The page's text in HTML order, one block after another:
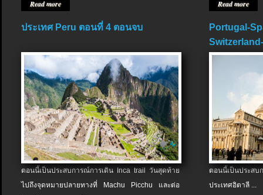
Read more Read more
ประเทศ Peru ตอนที่ 4 ตอนจบ
ตอนนี้เป็นประสบการณ์การเดิน Inca trail วันสุดท้าย
ไปถึงจุดหมายปลายทางที่ Machu Picchu และต่อ
Portugal-
ตอนนี้เป็นประส
ประเทศอิตาลี ...